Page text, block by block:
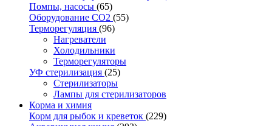
Помпы, насосы (65)
Оборудование CO2 (55)
Терморегуляция (96)
Нагреватели
Холодильники
Терморегуляторы
УФ стерилизация (25)
Стерилизаторы
Лампы для стерилизаторов
Корма и химия
Корм для рыбок и креветок (229)